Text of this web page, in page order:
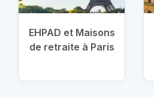
EHPAD et Maisons
de retraite à Paris